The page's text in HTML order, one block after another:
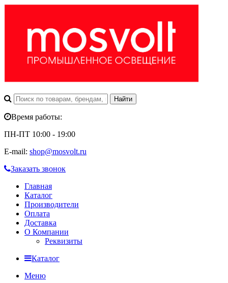
Время работы:
ПН-ПТ 10:00 - 19:00
E-mail: shop@mosvolt.ru
Заказать звонок
Главная
Каталог
Производители
Оплата
Доставка
О Компании
Реквизиты
Каталог
Меню